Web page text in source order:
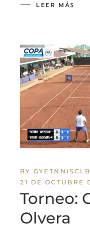
LEER MÁS
BY
21 DE OCTUBRE
Torneo:
Olvera